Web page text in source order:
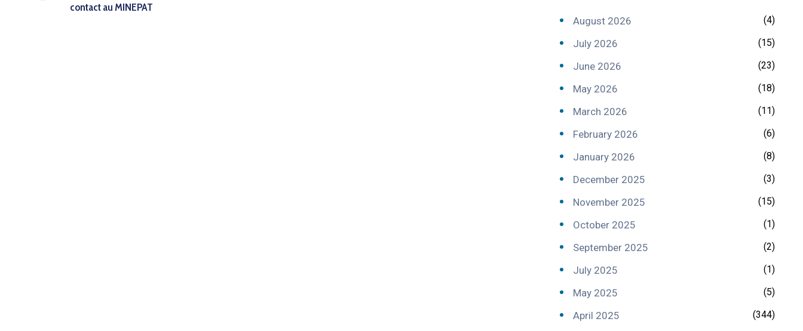
contact au MINEPAT
August 2026 (4)
July 2026 (15)
June 2026 (23)
May 2026 (18)
March 2026 (11)
February 2026 (6)
January 2026 (8)
December 2025 (3)
November 2025 (15)
October 2025 (1)
September 2025 (2)
July 2025 (1)
May 2025 (5)
April 2025 (344)